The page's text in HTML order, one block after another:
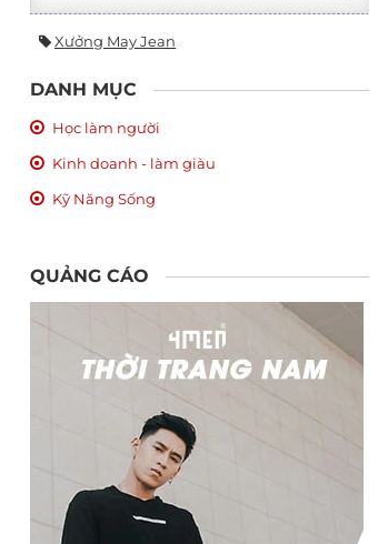
Xưởng May Jean
DANH MỤC
Học làm người
Kinh doanh - làm giàu
Kỹ Năng Sống
QUẢNG CÁO